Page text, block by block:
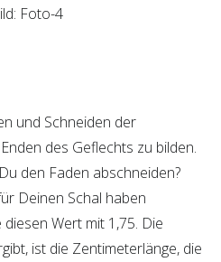
und Schneiden der
des Geflechts zu bilden.
den Faden abschneiden?
Deinen Schal haben
Wert mit 1,75. Die
ist die Zentimeterlänge, die